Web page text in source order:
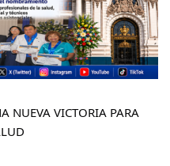
NUEVA VICTORIA PARA